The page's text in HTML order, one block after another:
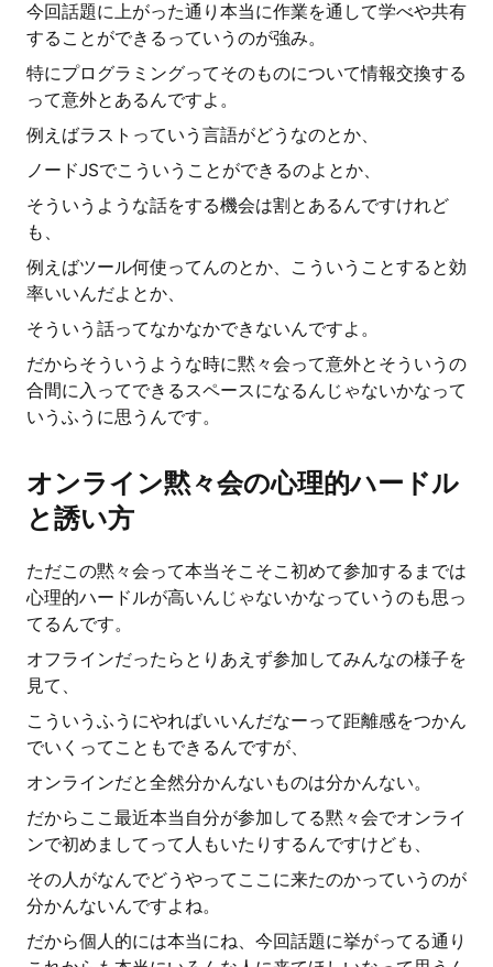
今回話題に上がった通り本当に作業を通して学べや共有
することができるっていうのが強み。
特にプログラミングってそのものについて情報交換する
って意外とあるんですよ。
例えばラストっていう言語がどうなのとか、
ノードJSでこういうことができるのよとか、
そういうような話をする機会は割とあるんですけれど
も、
例えばツール何使ってんのとか、こういうことすると効
率いいんだよとか、
そういう話ってなかなかできないんですよ。
だからそういうような時に黙々会って意外とそういうの
合間に入ってできるスペースになるんじゃないかなって
いうふうに思うんです。
オンライン黙々会の心理的ハードル
と誘い方
ただこの黙々会って本当そこそこ初めて参加するまでは
心理的ハードルが高いんじゃないかなっていうのも思っ
てるんです。
オフラインだったらとりあえず参加してみんなの様子を
見て、
こういうふうにやればいいんだなーって距離感をつかん
でいくってこともできるんですが、
オンラインだと全然分かんないものは分かんない。
だからここ最近本当自分が参加してる黙々会でオンライ
ンで初めましてって人もいたりするんですけども、
その人がなんでどうやってここに来たのかっていうのが
分かんないんですよね。
だから個人的には本当にね、今回話題に挙がってる通り